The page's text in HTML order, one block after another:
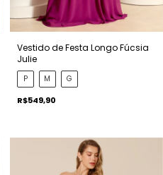
Vestido de Festa Longo Fúcsia
Julie
P M G
R$549,90